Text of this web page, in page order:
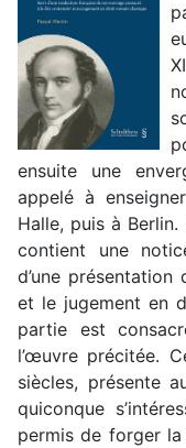
ensuite une
appelé à
Halle, puis à
contient une
d’une
et le jugement en
partie est
l’œuvre précitée.
siècles, présente
quiconque
permis de forger